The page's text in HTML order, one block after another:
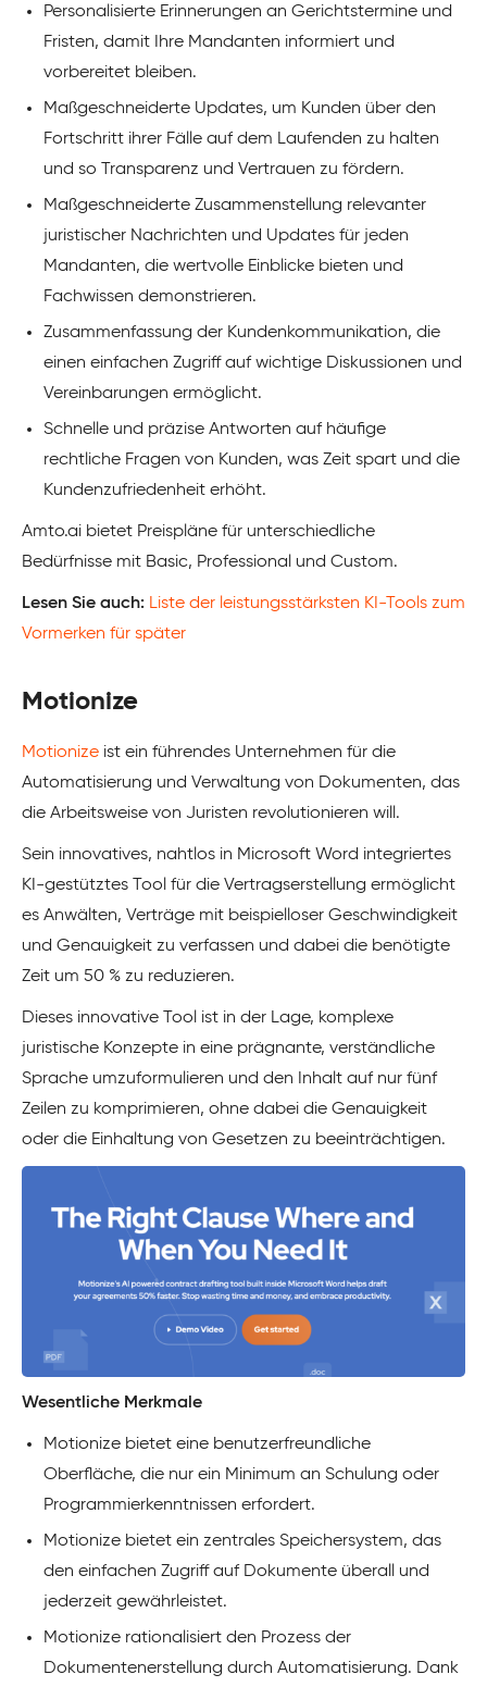
Personalisierte Erinnerungen an Gerichtstermine und
Fristen, damit Ihre Mandanten informiert und
vorbereitet bleiben.
Maßgeschneiderte Updates, um Kunden über den
Fortschritt ihrer Fälle auf dem Laufenden zu halten
und so Transparenz und Vertrauen zu fördern.
Maßgeschneiderte Zusammenstellung relevanter
juristischer Nachrichten und Updates für jeden
Mandanten, die wertvolle Einblicke bieten und
Fachwissen demonstrieren.
Zusammenfassung der Kundenkommunikation, die
einen einfachen Zugriff auf wichtige Diskussionen und
Vereinbarungen ermöglicht.
Schnelle und präzise Antworten auf häufige
rechtliche Fragen von Kunden, was Zeit spart und die
Kundenzufriedenheit erhöht.
Amto.ai bietet Preispläne für unterschiedliche
Bedürfnisse mit Basic, Professional und Custom.
Lesen Sie auch: Liste der leistungsstärksten KI-Tools zum
Vormerken für später
Motionize
Motionize ist ein führendes Unternehmen für die
Automatisierung und Verwaltung von Dokumenten, das
die Arbeitsweise von Juristen revolutionieren will.
Sein innovatives, nahtlos in Microsoft Word integriertes
KI-gestütztes Tool für die Vertragserstellung ermöglicht
es Anwälten, Verträge mit beispielloser Geschwindigkeit
und Genauigkeit zu verfassen und dabei die benötigte
Zeit um 50 % zu reduzieren.
Dieses innovative Tool ist in der Lage, komplexe
juristische Konzepte in eine prägnante, verständliche
Sprache umzuformulieren und den Inhalt auf nur fünf
Zeilen zu komprimieren, ohne dabei die Genauigkeit
oder die Einhaltung von Gesetzen zu beeinträchtigen.
Wesentliche Merkmale
Motionize bietet eine benutzerfreundliche
Oberfläche, die nur ein Minimum an Schulung oder
Programmierkenntnissen erfordert.
Motionize bietet ein zentrales Speichersystem, das
den einfachen Zugriff auf Dokumente überall und
jederzeit gewährleistet.
Motionize rationalisiert den Prozess der
Dokumentenerstellung durch Automatisierung. Dank